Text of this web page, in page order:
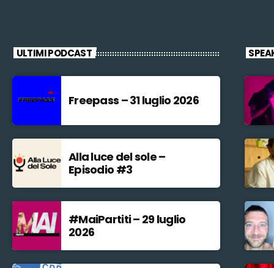
ULTIMI PODCAST
Freepass – 31 luglio 2026
Alla luce del sole –
Episodio #3
#MaiPartiti – 29 luglio
2026